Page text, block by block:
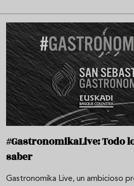
#GastronomikaLive: Todo
saber
Gastronomika Live, un ambicioso